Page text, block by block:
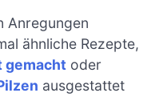
Anregungen
ähnliche Rezepte,
gemacht oder
ausgestattet